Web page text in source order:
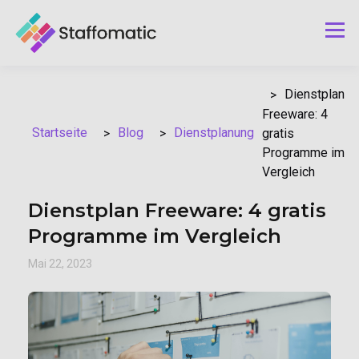
Startseite Blog Dienstplanung
Dienstplan
Freeware: 4
gratis
Programme im
Vergleich
Dienstplan Freeware: 4 gratis
Programme im Vergleich
Mai 22, 2023